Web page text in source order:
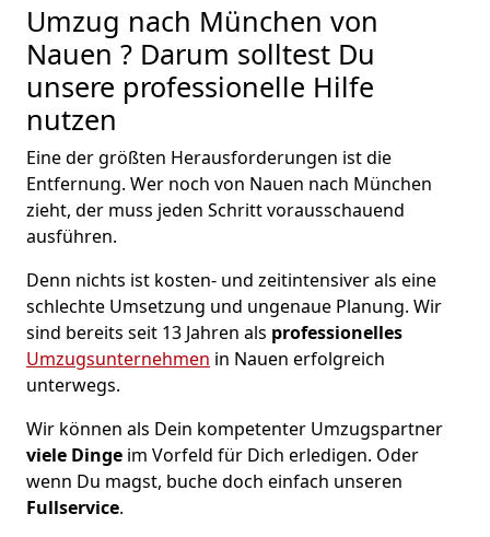
Umzug nach München von
Nauen ? Darum solltest Du
unsere professionelle Hilfe
nutzen
Eine der größten Herausforderungen ist die
Entfernung. Wer noch von Nauen nach München
zieht, der muss jeden Schritt vorausschauend
ausführen.
Denn nichts ist kosten- und zeitintensiver als eine
schlechte Umsetzung und ungenaue Planung. Wir
sind bereits seit 13 Jahren als professionelles
Umzugsunternehmen in Nauen erfolgreich
unterwegs.
Wir können als Dein kompetenter Umzugspartner
viele Dinge im Vorfeld für Dich erledigen. Oder
wenn Du magst, buche doch einfach unseren
Fullservice.